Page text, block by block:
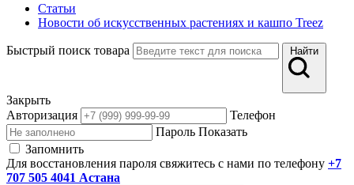
Статьи
Новости об искусственных растениях и кашпо Treez
Быстрый поиск товара Найти
Закрыть
Авторизация
Телефон
Пароль Показать
Запомнить
Для восстановления пароля свяжитесь с нами по телефону +7
707 505 4041 Астана